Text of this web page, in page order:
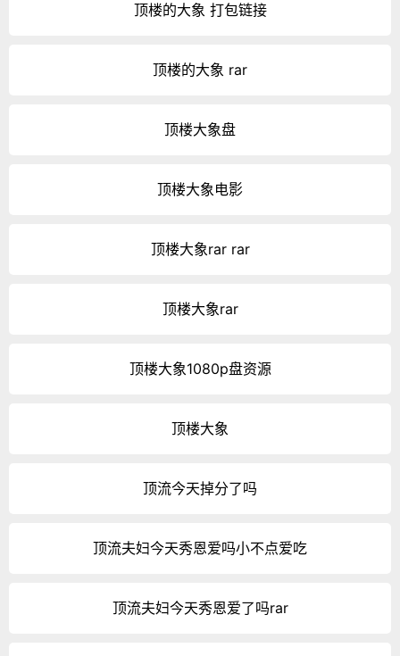
顶楼的大象 打包链接
顶楼的大象 rar
顶楼大象盘
顶楼大象电影
顶楼大象rar rar
顶楼大象rar
顶楼大象1080p盘资源
顶楼大象
顶流今天掉分了吗
顶流夫妇今天秀恩爱吗小不点爱吃
顶流夫妇今天秀恩爱了吗rar